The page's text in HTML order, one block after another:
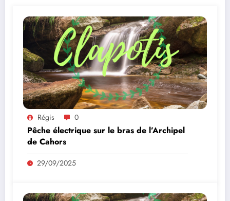
Régis 0
Pêche électrique sur le bras de l’Archipel
de Cahors
29/09/2025